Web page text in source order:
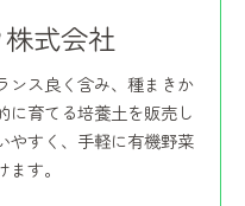
式会社
ンス良く含み、種まきか
に育てる培養土を販売し
やすく、手軽に有機野菜
す。